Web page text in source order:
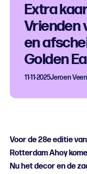
Extra
Vrienden
en
Golden
11-11-2025Jeroen
Voor de 28e editie
Rotterdam Ahoy
Nu het decor en de